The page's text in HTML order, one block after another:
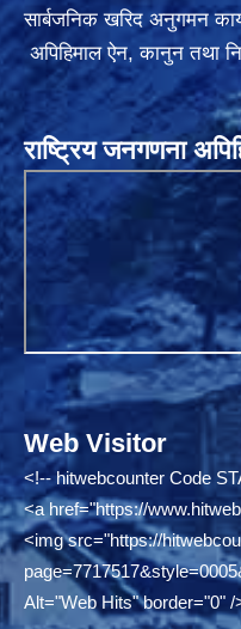
सार्बजनिक खरिद अनुगमन
अपिहिमाल ऐन, कानुन तथा
राष्ट्रिय जनगणना
Web Visitor
<!-- hitwebcounter Code
<a href="https://
<img src="https://
Alt="Web Hits" border="0" /